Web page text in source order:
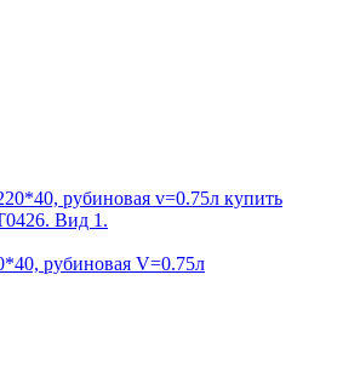
рубиновая V=0.75л